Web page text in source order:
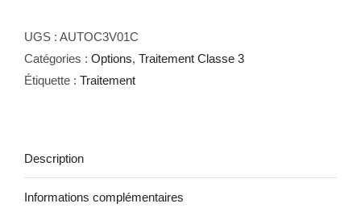
Autoclave
Classe
3
UGS : AUTOC3V01C
Catégories : Options, Traitement Classe 3
Étiquette : Traitement
Description
Informations complémentaires